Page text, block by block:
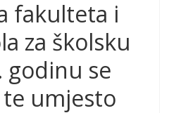
fakulteta i
za školsku
godinu se
umjesto